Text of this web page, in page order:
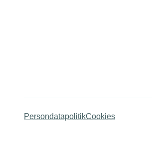
PersondatapolitikCookies